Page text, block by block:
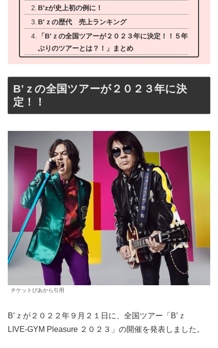
B’zが史上初の例に！
B’ｚの歴代 売上ランキング
「B’ｚの全国ツアーが２０２３年に決定！！５年
ぶりのツアーとは？！」まとめ
B’ｚの全国ツアーが２０２３年に決
定！！
チケットぴあから引用
B’ｚが２０２２年９月２１日に、全国ツアー「B’ｚ
LIVE-GYM Pleasure ２０２３」の開催を発表しました。